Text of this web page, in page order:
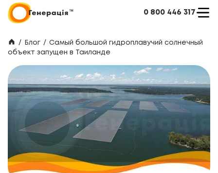
0 800 446 317
/ Блог / Самый большой гидроплавучий солнечный
объект запущен в Таиланде